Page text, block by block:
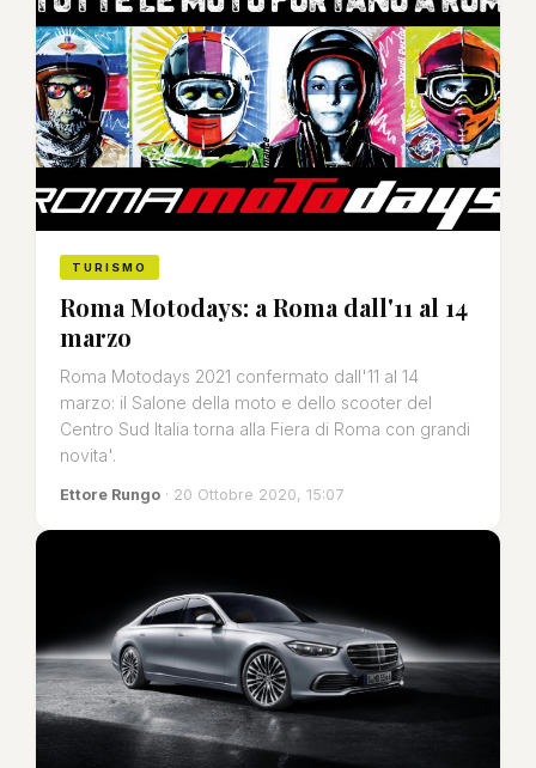
TURISMO
Roma Motodays: a Roma dall'11 al 14
marzo
Roma Motodays 2021 confermato dall'11 al 14
marzo: il Salone della moto e dello scooter del
Centro Sud Italia torna alla Fiera di Roma con grandi
novita'.
Ettore Rungo · 20 Ottobre 2020, 15:07